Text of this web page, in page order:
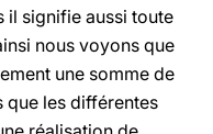
il signifie aussi toute
nous voyons que
une somme de
que les différentes